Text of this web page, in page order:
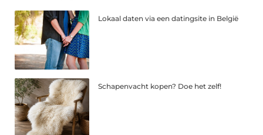
Lokaal daten via een datingsite in België
Schapenvacht kopen? Doe het zelf!